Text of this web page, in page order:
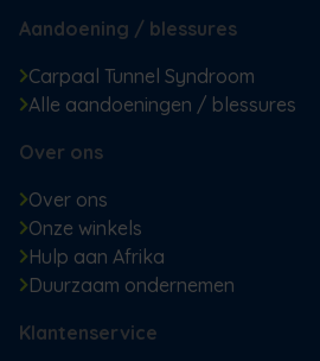
Aandoening / blessures
Carpaal Tunnel Syndroom
Alle aandoeningen / blessures
Over ons
Over ons
Onze winkels
Hulp aan Afrika
Duurzaam ondernemen
Klantenservice